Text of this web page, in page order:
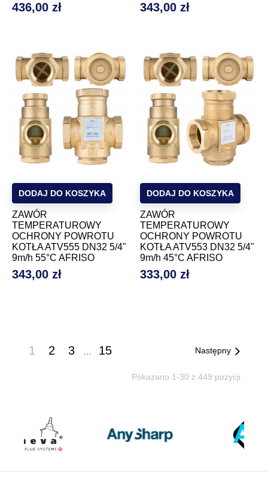
Cena
436,00 zł Cena
343,00 zł
ZAWÓR
TEMPERATUROWY
OCHRONY POWROTU
KOTŁA ATV555 DN32 5/4"
9m/h 55°C AFRISO
Cena
343,00 zł
DODAJ DO KOSZYKA
ZAWÓR
TEMPERATUROWY
OCHRONY POWROTU
KOTŁA ATV553 DN32 5/4"
9m/h 45°C AFRISO
Cena
333,00 zł
DODAJ DO KOSZYKA
1 2 3 15 Następny
Pokazano 1-30 z 449 pozycji